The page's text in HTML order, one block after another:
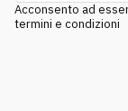
Acconsento ad
termini e condizioni